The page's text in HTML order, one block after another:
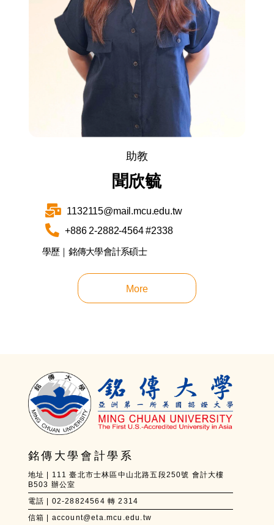
助教
聞欣毓
1132115@mail.mcu.edu.tw
+886 2-2882-4564 #2338
學歷｜銘傳大學會計系碩士
More
銘傳大學會計學系
地址 | 111 臺北市士林區中山北路五段250號 會計大樓
B503 辦公室
電話 | 02-28824564 轉 2314
信箱 | account@eta.mcu.edu.tw